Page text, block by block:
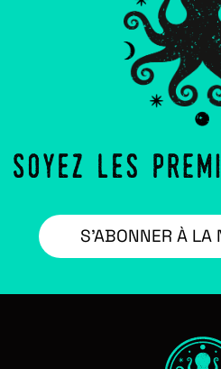
S’ABONNER À LA